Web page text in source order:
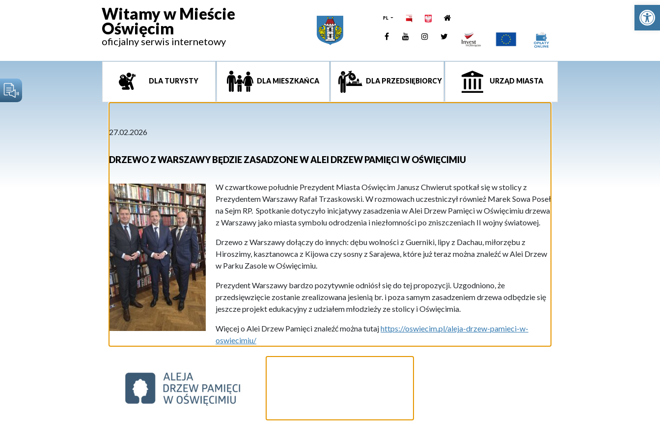
Witamy w Mieście
Oświęcim
oficjalny serwis internetowy
PL
FacebookYouTUbeInstagramTwitter
DLA TURYSTY DLA MIESZKAŃCA DLA PRZEDSIĘBIORCY URZĄD MIASTA
27.02.2026
DRZEWO Z WARSZAWY BĘDZIE ZASADZONE W ALEI DRZEW PAMIĘCI W OŚWIĘCIMIU
W czwartkowe południe Prezydent Miasta Oświęcim Janusz Chwierut spotkał się w stolicy z
Prezydentem Warszawy Rafał Trzaskowski. W rozmowach uczestniczył również Marek Sowa Poseł
na Sejm RP. Spotkanie dotyczyło inicjatywy zasadzenia w Alei Drzew Pamięci w Oświęcimiu drzewa
z Warszawy jako miasta symbolu odrodzenia i niezłomności po zniszczeniach II wojny światowej.
Drzewo z Warszawy dołączy do innych: dębu wolności z Guerniki, lipy z Dachau, miłorzębu z
Hiroszimy, kasztanowca z Kijowa czy sosny z Sarajewa, które już teraz można znaleźć w Alei Drzew
w Parku Zasole w Oświęcimiu.
Prezydent Warszawy bardzo pozytywnie odniósł się do tej propozycji. Uzgodniono, że
przedsięwzięcie zostanie zrealizowana jesienią br. i poza samym zasadzeniem drzewa odbędzie się
jeszcze projekt edukacyjny z udziałem młodzieży ze stolicy i Oświęcimia.
Więcej o Alei Drzew Pamięci znaleźć można tutajhttps://oswiecim.pl/aleja-drzew-pamieci-w-
oswiecimiu/